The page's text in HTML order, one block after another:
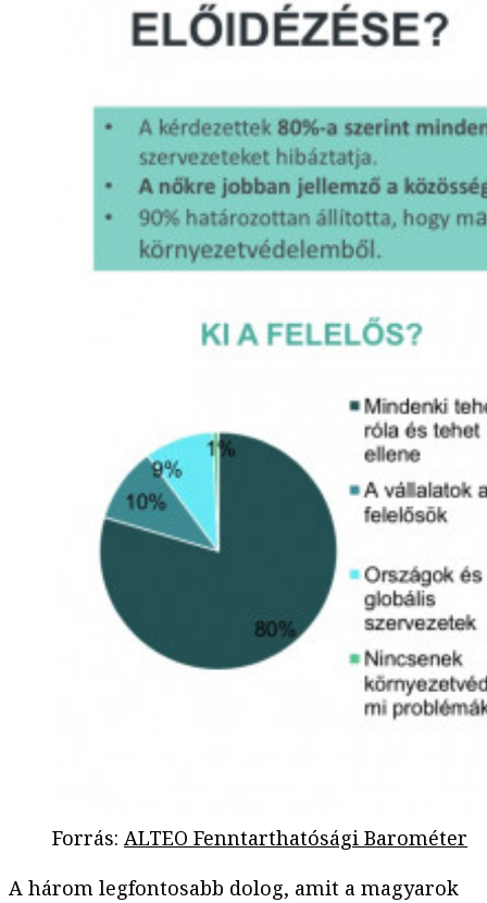
Forrás: ALTEO Fenntarthatósági Barométer
A három legfontosabb dolog, amit a magyarok